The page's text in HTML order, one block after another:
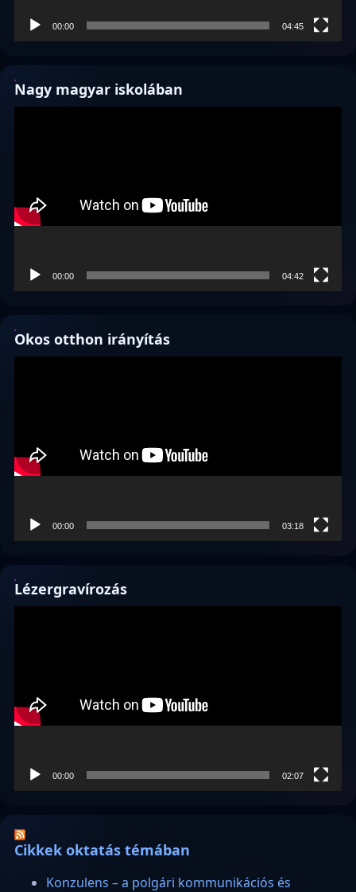
00:00 04:45
Nagy magyar iskolában
00:00 04:42
Okos otthon irányítás
00:00 03:18
Lézergravírozás
00:00 02:07
Cikkek oktatás témában
Konzulens – a polgári kommunikációs és